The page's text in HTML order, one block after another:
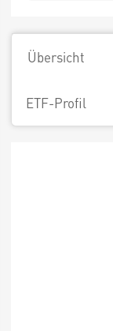
Übersicht
ETF-Profil